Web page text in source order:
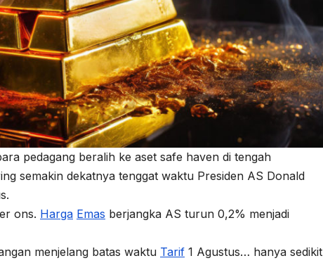
pedagang beralih ke aset safe haven di tengah
semakin dekatnya tenggat waktu Presiden AS Donald
ons. Harga Emas berjangka AS turun 0,2% menjadi
menjelang batas waktu Tarif 1 Agustus… hanya sedikit